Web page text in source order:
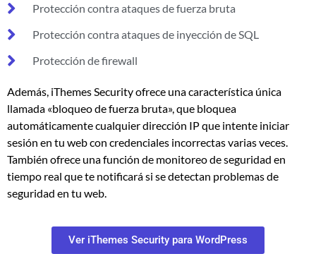
Protección contra ataques de fuerza bruta
Protección contra ataques de inyección de SQL
Protección de firewall
Además, iThemes Security ofrece una característica única
llamada «bloqueo de fuerza bruta», que bloquea
automáticamente cualquier dirección IP que intente iniciar
sesión en tu web con credenciales incorrectas varias veces.
También ofrece una función de monitoreo de seguridad en
tiempo real que te notificará si se detectan problemas de
seguridad en tu web.
Ver iThemes Security para WordPress